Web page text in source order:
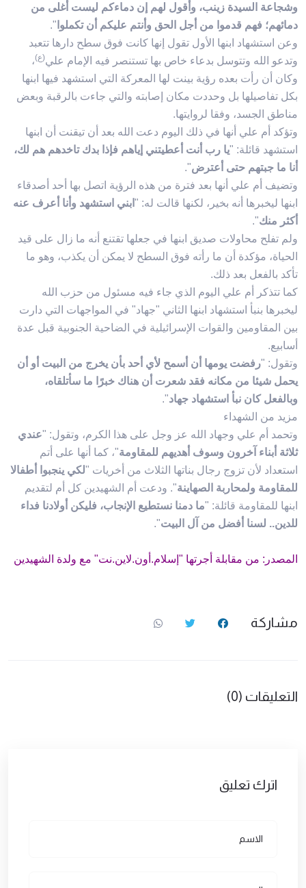
وشجاعة السيدة زينب، وأقول لهم إن دماءكم ليست أغلى من
دمائهم؛ فهم قدموا من أجل الحق وأنتم عليكم أن تكملوا ".
وعن استشهاد ابنها الأول تقول إنها كانت فوق سطح دارها تتعبد
وتدعو الله وتتوسل بدعاء خاص بها تستنصر فيه الإمام علي(ع)،
وكان أن رأت بعده رؤية بينت لها المعركة التي استشهد فيها ابنها
بكل تفاصيلها بل وحددت مكان إصابته والتي جاءت بالرقبة وبعض
مناطق الجسد، وفقا لروايتها.
وتؤكد أم علي أنها في ذلك اليوم دعت الله بعد أن تيقنت أن ابنها
استشهد قائلة: "يا رب أنت أعطيتني إياهم فإذا بدك تاخدهم هم لك،
أنا ما جبتهم حتى أعترض".
وتضيف أم علي أنها بعد فترة من هذه الرؤية اتصل بها أحد أصدقاء
ابنها ليخبرها أنه بخير، لكنها قالت له: " ابني استشهد وأنا أعرف عنه
أكثر منك".
ولم تفلح محاولات صديق ابنها في جعلها تقتنع أنه ما زال على قيد
الحياة، مؤكدة أن ما رأته فوق السطح لا يمكن أن يكذب، وهو ما
تأكد بالفعل بعد ذلك.
كما تتذكر أم علي اليوم الذي جاء فيه مسئول من حزب الله
ليخبرها بنبأ استشهاد ابنها الثاني "جهاد" في المواجهات التي دارت
بين المقاومين والقوات الإسرائيلية في الضاحية الجنوبية قبل عدة
أسابيع.
وتقول: "رفضت يومها أن أسمح لأي أحد بأن يخرج من البيت أو أن
يحمل شيئا من مكانه فقد شعرت أن هناك خبرًا ما سأتلقاه،
وبالفعل كان نبأ استشهاد جهاد".
مزيد من الشهداء
وتحمد أم علي وجهاد الله عز وجل على هذا الكرم، وتقول: "عندي
ثلاثة أبناء آخرون وسوف أهديهم للمقاومة"، كما أنها على أتم
استعداد لأن تزوج رجال بناتها الثلاث من أخريات "لكي ينجبوا أطفالا
للمقاومة ولمحاربة الصهاينة". ودعت أم الشهيدين كل أم لتقديم
ابنها للمقاومة قائلة: "ما دمنا نستطيع الإنجاب، فليكن أولادنا فداء
للدين.. لسنا أفضل من آل البيت".
المصدر: من مقابلة أجرتها "إسلام.أون.لاين.نت" مع ولدة الشهيدين
مشاركة
التعليقات (0)
اترك تعليق